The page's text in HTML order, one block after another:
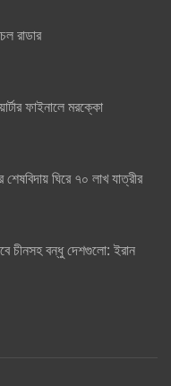
রাডার
ফাইনালে মরক্কো
ঘিরে ৭০ লাখ যাত্রীর
চীনসহ বন্ধু দেশগুলো: ইরান